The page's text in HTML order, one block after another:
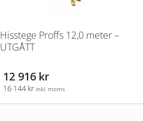
Hisstege Proffs 12,0 meter –
UTGÅTT
12 916 kr
16 144 kr inkl. moms